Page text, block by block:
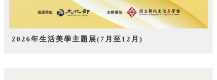
2026年生活美學主題展(7月至12月)